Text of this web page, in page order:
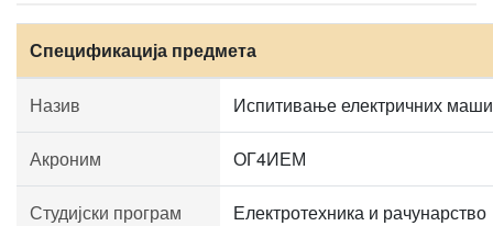
Спецификација предмета
Назив Испитивање електричних
Акроним ОГ4ИЕМ
Студијски програм Електротехника и рачунарство